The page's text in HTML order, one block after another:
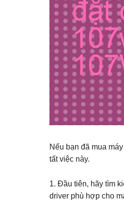
Nếu bạn đã mua
tất việc này.
1. Đầu tiên, hãy tìm
driver phù hợp cho